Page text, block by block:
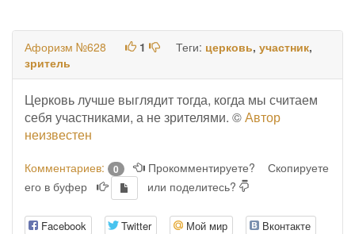
Афоризм №628 1 Теги: церковь, участник,
зритель
Церковь лучше выглядит тогда, когда мы считаем
себя участниками, а не зрителями. ©Автор
неизвестен
Комментариев: 0 Прокомментируете?
Скопируете
его в буфер
или поделитесь?
Facebook Twitter Мой мир
Вконтакте